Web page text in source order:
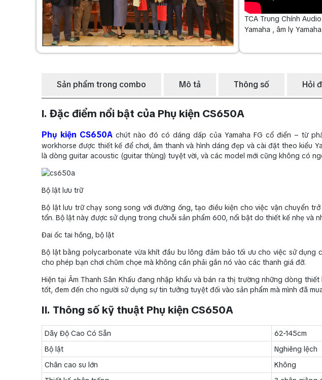
TCA Trung Chính
Yamaha , âm ly
Sản phẩm trong combo Mô tả Thông số Hỏi
I. Đặc điểm nổi bật của Phụ kiện CS650A
Phụ kiện CS650A chút nào đó có dáng dấp của Yamaha FG cổ điển – từ
workhorse được thiết kế để chơi, âm thanh và hình dáng đẹp và cài đặt theo kiểu
là dòng guitar acoustic (guitar thùng) tuyệt vời, và các model mới cũng không có
Bộ lật lưu trữ
Bộ lật lưu trữ chạy song song với đường ống, tạo điều kiện cho việc vận chuyển
tổn. Bộ lật này được sử dụng trong chuỗi sản phẩm 600, nổi bật do thiết kế nhẹ và
Đai ốc tai hồng, bộ lật
Bộ lật bằng polycarbonate vừa khít đầu bu lông đảm bảo tối ưu cho việc sử dụng
cho phép bạn chơi chũm chọe mà không cần phải gắn nó vào các thanh giá đỡ.
Hiện tại Âm Thanh Sân Khấu đang nhập khẩu và bán ra thị trường những dòng thiết
tốt, đem đến cho người sử dụng sự tin tưởng tuyệt đối vào sản phẩm mà mình đã
II. Thông số kỹ thuật Phụ kiện CS650A
Dãy Độ Cao Có Sẵn
62-145cm
Bộ lật
Nghiêng lệch
Chân cao su lớn
Không